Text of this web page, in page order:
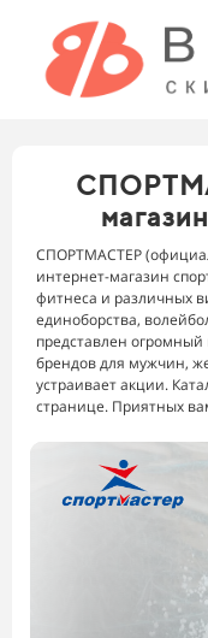
СПОРТМАСТЕР
интернет-магазин
фитнеса и различных
единоборства,
представлен
брендов для мужчин,
устраивает акции.
странице. Приятных